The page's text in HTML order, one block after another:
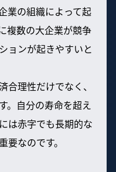
業の組織によって起
複数の大企業が競争
ョンが起きやすいと
合理性だけでなく、
。自分の寿命を超え
は赤字でも長期的な
なのです。